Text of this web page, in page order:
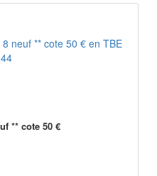
** cote 50 €